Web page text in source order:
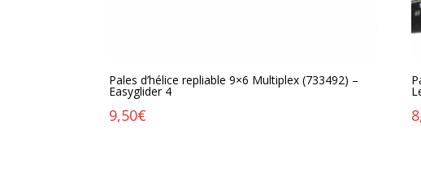
Pales d’hélice repliable 9×6 Multiplex (733492) –
Easyglider 4
9,50€